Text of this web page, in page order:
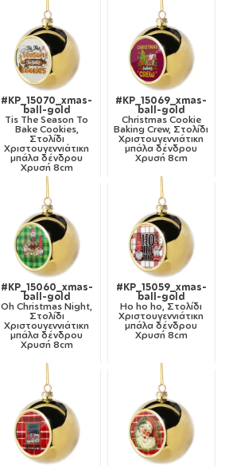
#KP_15070_xmas-
ball-gold
Tis The Season To
Bake Cookies,
Στολίδι
Χριστουγεννιάτικη
μπάλα δένδρου
Χρυσή 8cm
#KP_15069_xmas-
ball-gold
Christmas Cookie
Baking Crew, Στολίδι
Χριστουγεννιάτικη
μπάλα δένδρου
Χρυσή 8cm
#KP_15060_xmas-
ball-gold
Oh Christmas Night,
Στολίδι
Χριστουγεννιάτικη
μπάλα δένδρου
Χρυσή 8cm
#KP_15059_xmas-
ball-gold
Ho ho ho, Στολίδι
Χριστουγεννιάτικη
μπάλα δένδρου
Χρυσή 8cm